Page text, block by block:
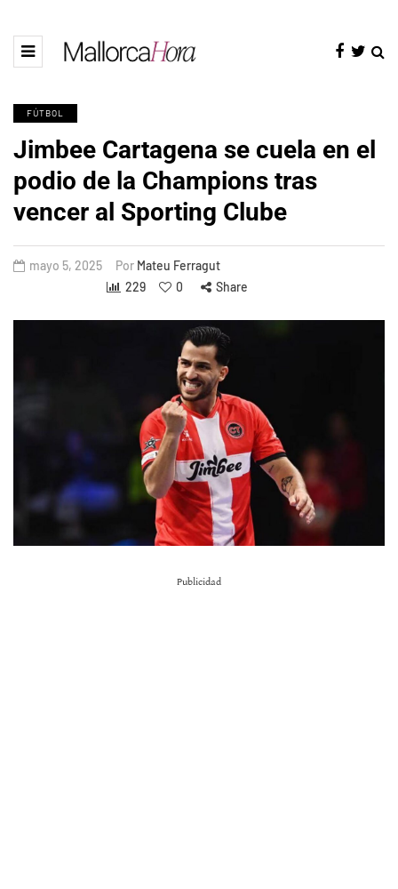
FÚTBOL
Jimbee Cartagena se cuela en el
podio de la Champions tras
vencer al Sporting Clube
mayo 5, 2025 Por Mateu Ferragut
229
0 Share
Publicidad